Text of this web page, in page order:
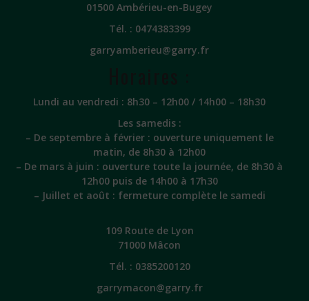
01500 Ambérieu-en-Bugey
Tél. : 0474383399
garryamberieu@garry.fr
Lundi au vendredi : 8h30 – 12h00 / 14h00 – 18h30
Les samedis :
– De septembre à février : ouverture uniquement le
matin, de 8h30 à 12h00
– De mars à juin : ouverture toute la journée, de 8h30 à
12h00 puis de 14h00 à 17h30
– Juillet et août : fermeture complète le samedi
109 Route de Lyon
71000 Mâcon
Tél. : 0385200120
garrymacon@garry.fr